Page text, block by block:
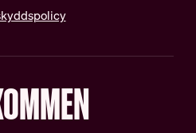
IN ENGLISH
About HRF
The membership